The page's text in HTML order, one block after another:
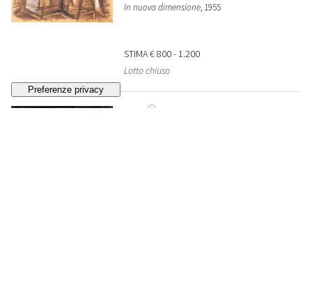
In nuova dimensione, 1955
STIMA€ 800 - 1.200
Lotto chiuso